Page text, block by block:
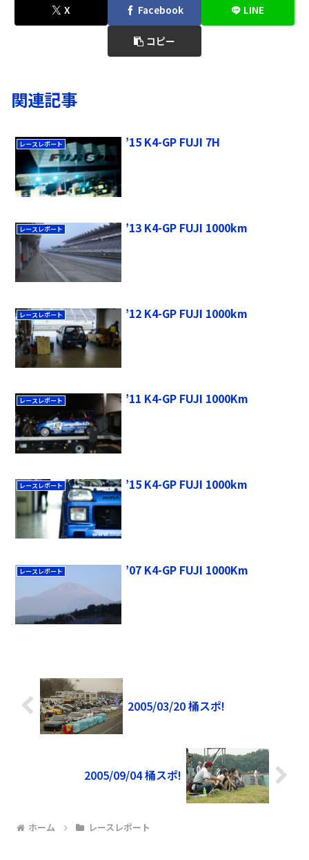
X Facebook LINE
コピー
関連記事
レースレポート ’15 K4-GP FUJI 7H
レースレポート ’13 K4-GP FUJI 1000km
レースレポート ’12 K4-GP FUJI 1000km
レースレポート ’11 K4-GP FUJI 1000Km
レースレポート ’15 K4-GP FUJI 1000km
レースレポート ’07 K4-GP FUJI 1000Km
2005/03/20 桶スポ!
2005/09/04 桶スポ!
ホーム レースレポート